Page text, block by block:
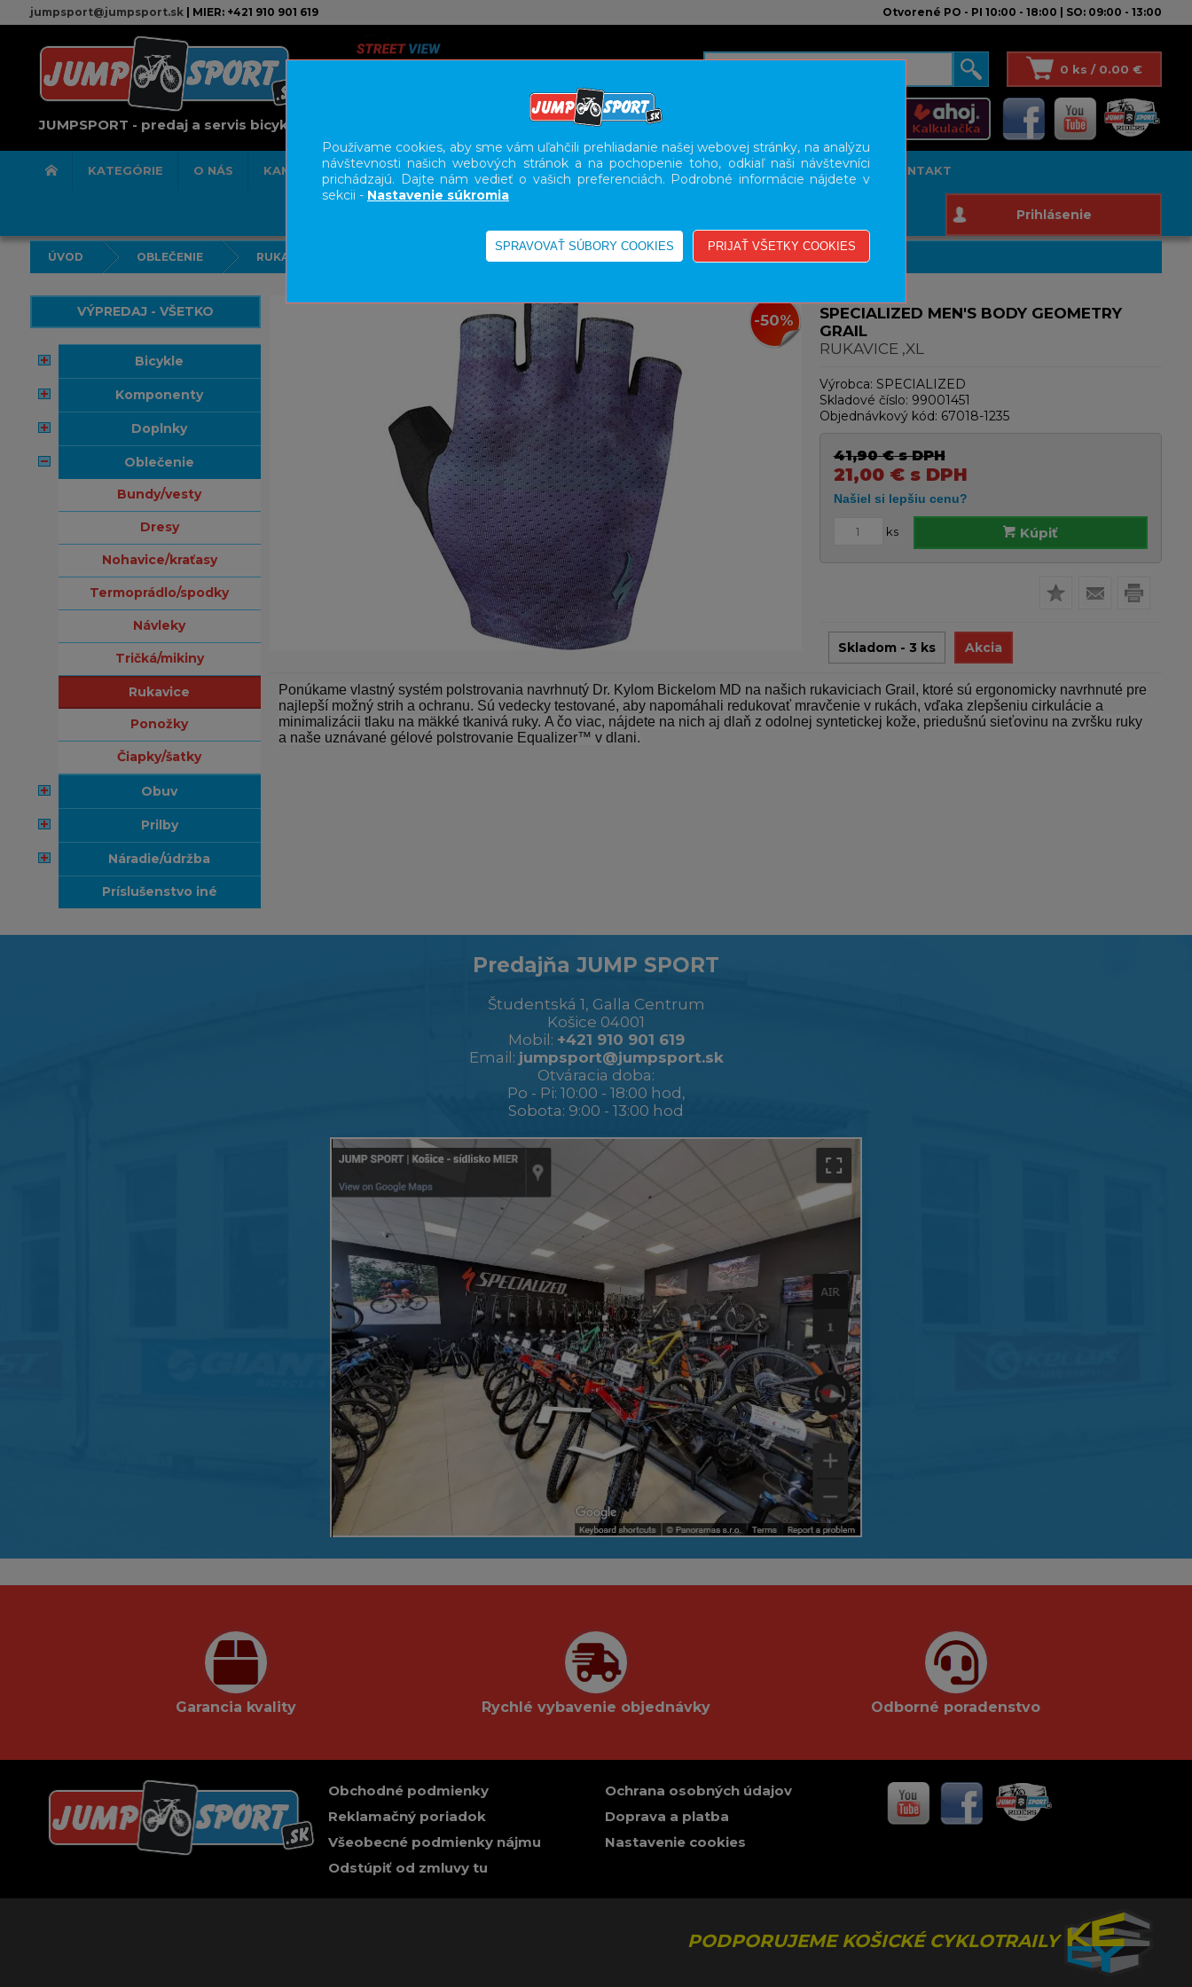
jumpsport@jumpsport.sk| MIER: +421 910 901 619 Otvorené PO - PI 10:00 - 18:00 | SO: 09:00 - 13:00
JUMPSPORT - predaj a servis bicyklov
0 ks / 0.00 €
KATEGÓRIE O NÁS KAMENNÁ PREDAJNA SERVIS SLUŽBY KARIÉRA BODY GEOMETRY FIT STUDIO KONTAKT
Prihlásenie
ÚVOD OBLEČENIE RUKAVICE
VÝPREDAJ - VŠETKO
bicykle
komponenty
doplnky
oblečenie
bundy/vesty
dresy
nohavice/kraťasy
termoprádlo/spodky
návleky
tričká/mikiny
rukavice
ponožky
čiapky/šatky
obuv
prilby
náradie/údržba
príslušenstvo iné
-50%
SPECIALIZED MEN'S BODY GEOMETRY
GRAIL
RUKAVICE ,XL
Výrobca: SPECIALIZED
Skladové číslo: 99001451
Objednávkový kód: 67018-1235
41,90 €s DPH
21,00 €s DPH
ks Kúpiť
Skladom - 3 ks Akcia
Ponúkame vlastný systém polstrovania navrhnutý Dr. Kylom Bickelom MD na našich rukaviciach Grail, ktoré sú ergonomicky navrhnuté pre
najlepší možný strih a ochranu. Sú vedecky testované, aby napomáhali redukovať mravčenie v rukách, vďaka zlepšeniu cirkulácie a
minimalizácii tlaku na mäkké tkanivá ruky. A čo viac, nájdete na nich aj dlaň z odolnej syntetickej kože, priedušnú sieťovinu na zvršku ruky
a naše uznávané gélové polstrovanie Equalizer™ v dlani.
Predajňa JUMP SPORT
Študentská 1, Galla Centrum
Košice 04001
Mobil: +421 910 901 619
Email: jumpsport@jumpsport.sk
Otváracia doba:
Po - Pi: 10:00 - 18:00 hod,
Sobota: 9:00 - 13:00 hod
Garancia kvality Rychlé vybavenie objednávky Odborné poradenstvo
Obchodné podmienky
Reklamačný poriadok
Všeobecné podmienky nájmu
Odstúpiť od zmluvy tu
Ochrana osobných údajov
Doprava a platba
Nastavenie cookies
PODPORUJEME KOŠICKÉ CYKLOTRAILY
Používame cookies, aby sme vám uľahčili prehliadanie našej webovej stránky, na analýzu
návštevnosti našich webových stránok a na pochopenie toho, odkiaľ naši návštevníci
prichádzajú. Dajte nám vedieť o vašich preferenciách. Podrobné informácie nájdete v
sekcii - Nastavenie súkromia